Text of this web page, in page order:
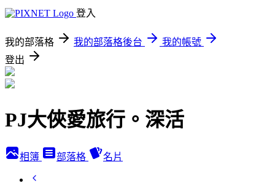
登入
我的部落格 我的部落格後台
我的帳號
登出
PJ大俠愛旅行。深活
相簿 部落格 名片